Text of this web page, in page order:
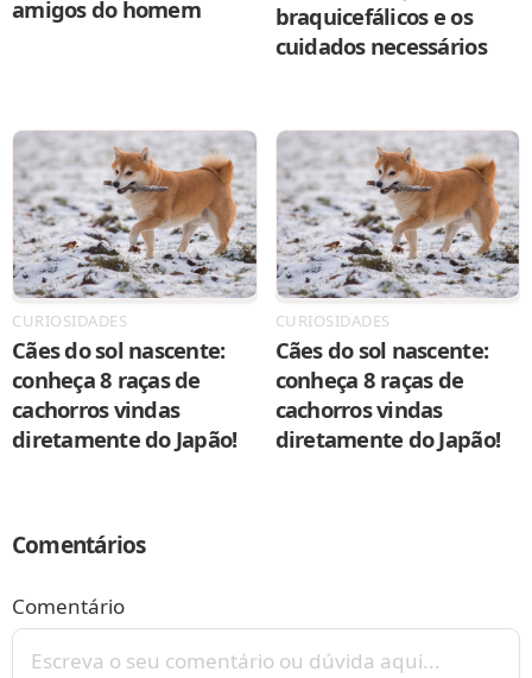
amigos do homem
braquicefálicos e os
cuidados necessários
CURIOSIDADES
Cães do sol nascente:
conheça 8 raças de
cachorros vindas
diretamente do Japão!
CURIOSIDADES
Cães do sol nascente:
conheça 8 raças de
cachorros vindas
diretamente do Japão!
Comentários
Comentário